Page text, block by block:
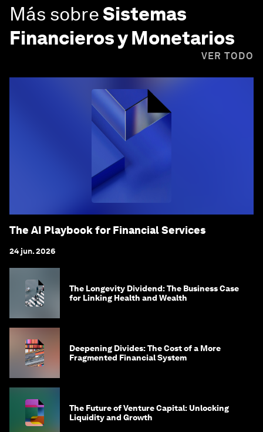
Más sobreSistemas
Financieros y Monetarios
VER TODO
The AI Playbook for Financial Services
24 jun. 2026
The Longevity Dividend: The Business Case
for Linking Health and Wealth
Deepening Divides: The Cost of a More
Fragmented Financial System
The Future of Venture Capital: Unlocking
Liquidity and Growth